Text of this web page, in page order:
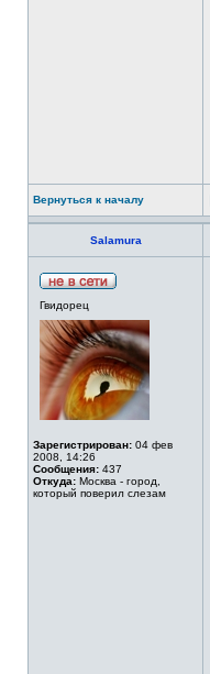
Вернуться к началу
Salamura
Гвидорец
Зарегистрирован: 04 фев
2008, 14:26
Сообщения: 437
Откуда: Москва - город,
который поверил слезам